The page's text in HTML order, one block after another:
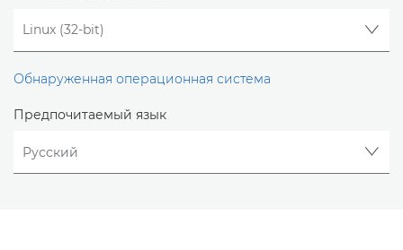
Обнаруженная операционная система
Предпочитаемый язык